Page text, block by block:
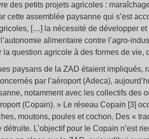
des petits projets agricoles :
cette assemblée paysanne qui s’est
[…] la nécessité de développer
alimentaire contre l’agro-
question agricole à des formes de vie,
paysans de la ZAD étaient impliqués,
par l’aéroport (Adeca),
notamment avec les collectifs des
(Copain). » Le réseau Copain [3]
moutons, poules et cochon. Des «
détruite. L’objectif pour le Copain n’est